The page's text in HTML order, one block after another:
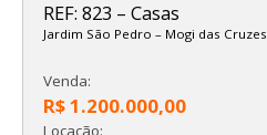
REF: 823 – Casas
Jardim São Pedro – Mogi das Cruzes
Venda:
R$ 1.200.000,00
Locação: